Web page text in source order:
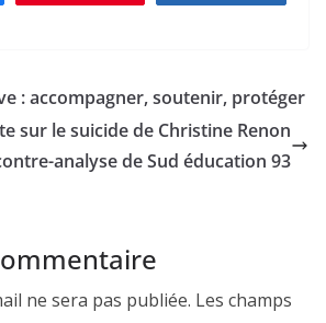
: accompagner, soutenir, protéger
sur le suicide de Christine Renon
analyse de Sud éducation 93
ne sera pas publiée. Les champs